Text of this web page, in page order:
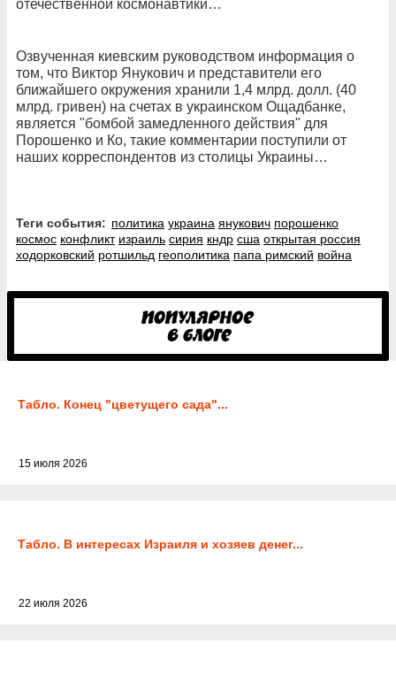
отечественной космонавтики…
Озвученная киевским руководством информация о
том, что Виктор Янукович и представители его
ближайшего окружения хранили 1,4 млрд. долл. (40
млрд. гривен) на счетах в украинском Ощадбанке,
является "бомбой замедленного действия" для
Порошенко и Ко, такие комментарии поступили от
наших корреспондентов из столицы Украины…
Теги события: политика украина янукович порошенко
космос конфликт израиль сирия кндр сша открытая россия
ходорковский ротшильд геополитика папа римский война
Табло. Конец "цветущего сада"...
15 июля 2026
Табло. В интересах Израиля и хозяев денег...
22 июля 2026